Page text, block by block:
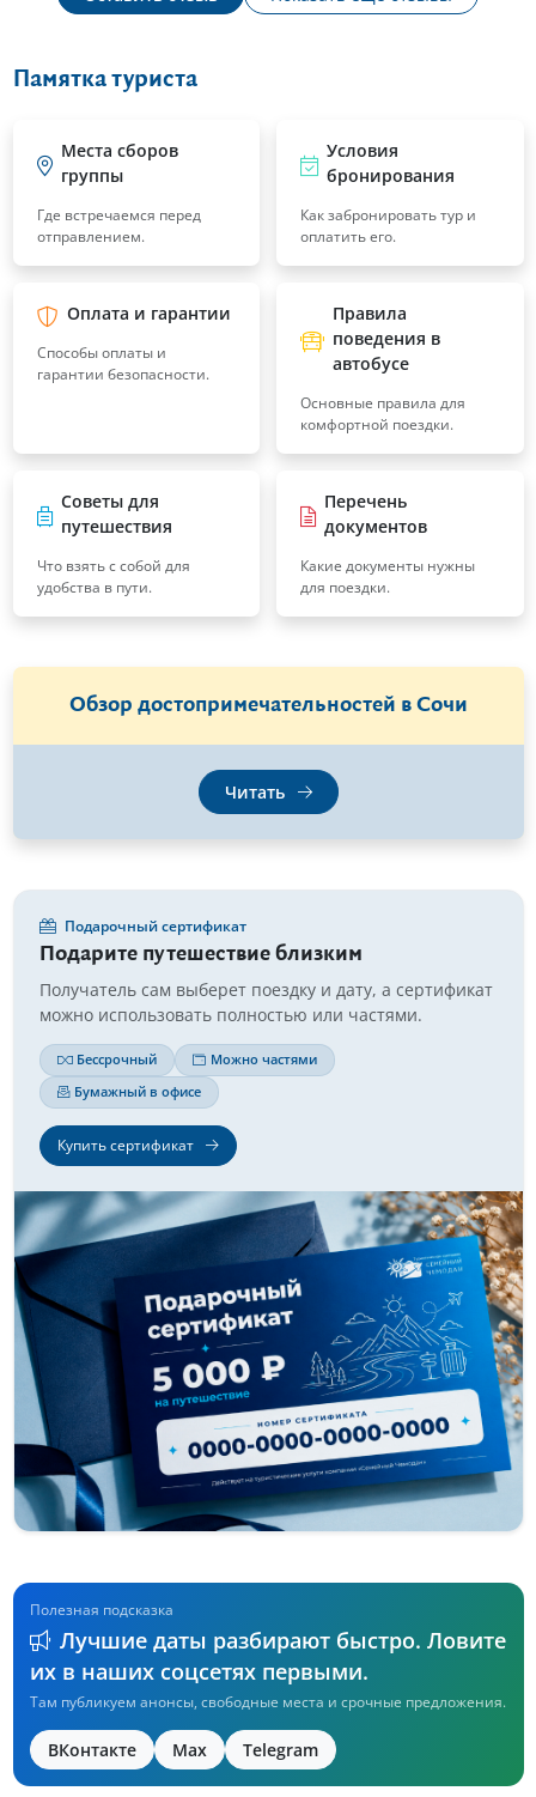
Памятка туриста
Места сборов
группы
Где встречаемся перед
отправлением.
Условия
бронирования
Как забронировать тур и
оплатить его.
Оплата и гарантии
Способы оплаты и
гарантии безопасности.
Правила
поведения в
автобусе
Основные правила для
комфортной поездки.
Советы для
путешествия
Что взять с собой для
удобства в пути.
Перечень
документов
Какие документы нужны
для поездки.
Обзор достопримечательностей в Сочи
Читать
Подарочный сертификат
Подарите путешествие близким
Получатель сам выберет поездку и дату, а сертификат
можно использовать полностью или частями.
Бессрочный
Можно частями
Бумажный в офисе
Купить сертификат
Полезная подсказка
Лучшие даты разбирают быстро. Ловите
их в наших соцсетях первыми.
Там публикуем анонсы, свободные места и срочные предложения.
ВКонтакте Max Telegram